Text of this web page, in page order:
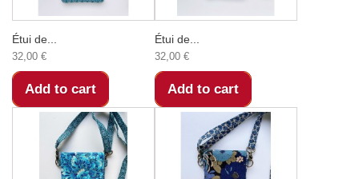
Étui de...
32,00 €
Add to cart
Étui de...
32,00 €
Add to cart